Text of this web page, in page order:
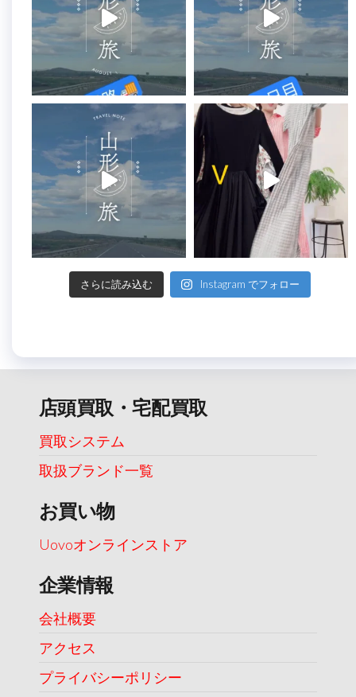
さらに読み込む Instagram でフォロー
店頭買取・宅配買取
買取システム
取扱ブランド一覧
お買い物
Uovoオンラインストア
企業情報
会社概要
アクセス
プライバシーポリシー